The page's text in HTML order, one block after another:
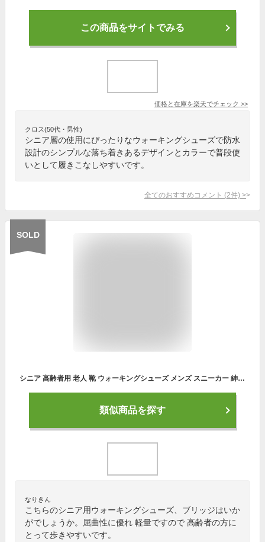
この商品をサイトでみる
価格と在庫を楽天でチェック >>
クロス(50代・男性)
シニア層の使用にぴったりなウォーキングシューズで防水
設計のシンプルな落ち着きあるデザインとカラーで普段使
いとして履きこなしやすいです。
全てのおすすめコメント (2件) >
SOLD
シニア 高齢者用 老人 靴 ウォーキングシューズ メンズ スニーカー 紳士 P.B.BRIDGE PBブリッジ コウセキ 【PB-SNEAKER-M】 16503 16504 軽量 屈曲性 ループ リフレクター レースアップ マジックベルト □pb-sneaker-m□
類似商品を探す
なりきん
こちらのシニア用ウォーキングシューズ、ブリッジはいか
がでしょうか。屈曲性に優れ 軽量ですので 高齢者の方に
とって歩きやすいです。